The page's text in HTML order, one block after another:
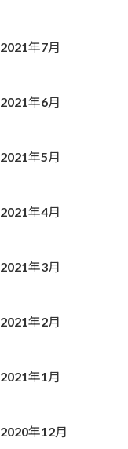
2021年7月
2021年6月
2021年5月
2021年4月
2021年3月
2021年2月
2021年1月
2020年12月